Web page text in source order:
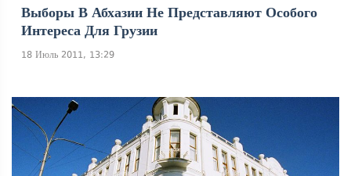
Выборы В Абхазии Не Представляют Особого
Интереса Для Грузии
18 Июль 2011, 13:29